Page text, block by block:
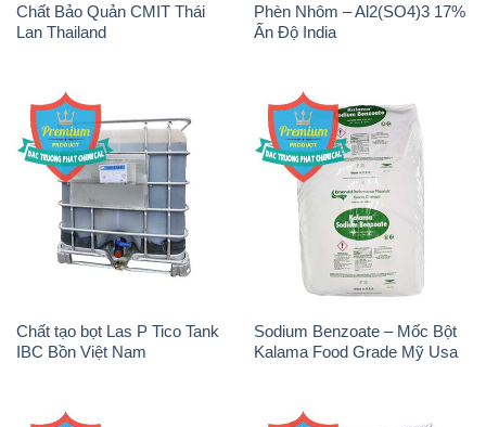
Chất Bảo Quản CMIT Thái
Lan Thailand
Phèn Nhôm – Al2(SO4)3 17%
Ấn Độ India
Chất tạo bọt Las P Tico Tank
IBC Bồn Việt Nam
Sodium Benzoate – Mốc Bột
Kalama Food Grade Mỹ Usa